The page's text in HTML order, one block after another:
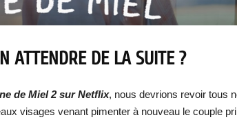
ATTENDRE DE LA SUITE ?
de Miel 2 sur Netflix, nous devrions revoir tous
visages venant pimenter à nouveau le couple